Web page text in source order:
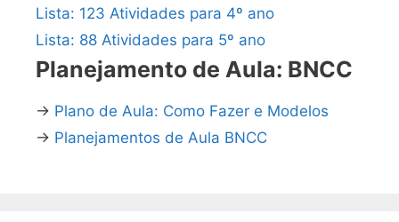
Lista: 123 Atividades para 4º ano
Lista: 88 Atividades para 5º ano
Planejamento de Aula: BNCC
→ Plano de Aula: Como Fazer e Modelos
→ Planejamentos de Aula BNCC